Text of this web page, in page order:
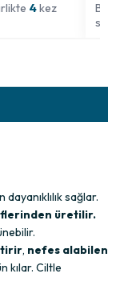
4kez
Bu
sağlar.
üretilir.
, nefes alabilen
kılar. Ciltle